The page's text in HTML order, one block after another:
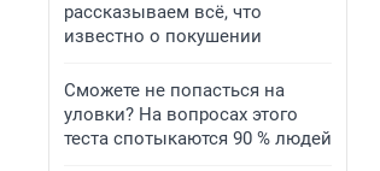
рассказываем всё, что
известно о покушении
Сможете не попасться на
уловки? На вопросах этого
теста спотыкаются 90 % людей